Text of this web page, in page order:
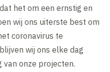
het om een ernstig en
wij ons uiterste best om
coronavirus te
wij ons elke dag
van onze projecten.